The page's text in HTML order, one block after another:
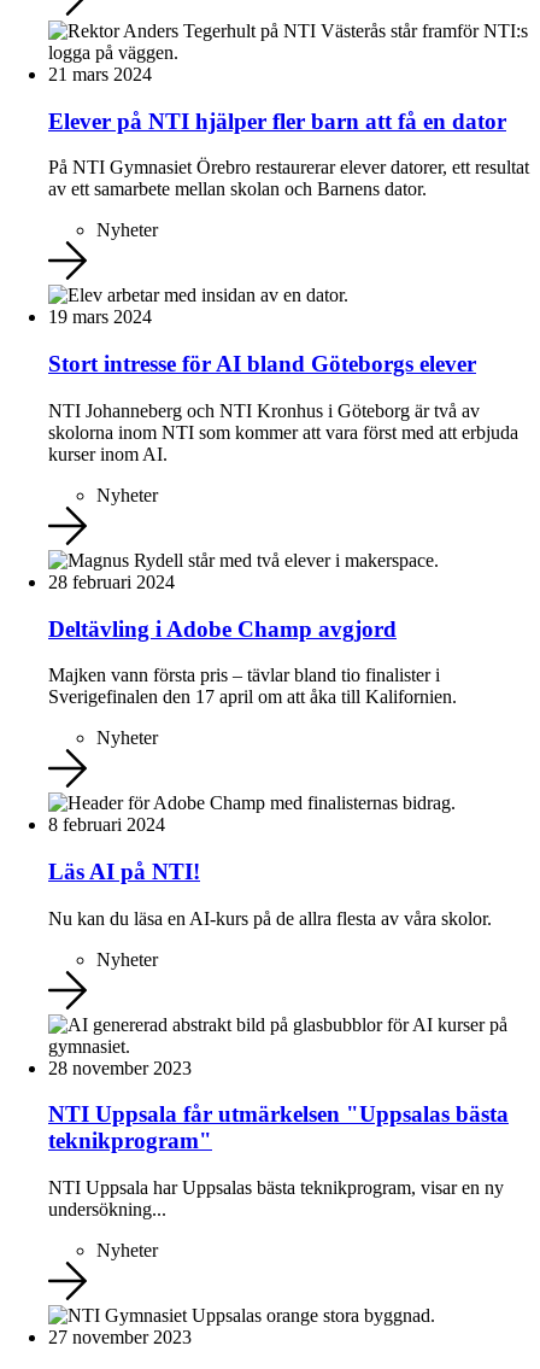
21 mars 2024
Elever på NTI hjälper fler barn att få en dator
På NTI Gymnasiet Örebro restaurerar elever datorer, ett resultat
av ett samarbete mellan skolan och Barnens dator.
Nyheter
19 mars 2024
Stort intresse för AI bland Göteborgs elever
NTI Johanneberg och NTI Kronhus i Göteborg är två av
skolorna inom NTI som kommer att vara först med att erbjuda
kurser inom AI.
Nyheter
28 februari 2024
Deltävling i Adobe Champ avgjord
Majken vann första pris – tävlar bland tio finalister i
Sverigefinalen den 17 april om att åka till Kalifornien.
Nyheter
8 februari 2024
Läs AI på NTI!
Nu kan du läsa en AI-kurs på de allra flesta av våra skolor.
Nyheter
28 november 2023
NTI Uppsala får utmärkelsen "Uppsalas bästa
teknikprogram"
NTI Uppsala har Uppsalas bästa teknikprogram, visar en ny
undersökning...
Nyheter
27 november 2023